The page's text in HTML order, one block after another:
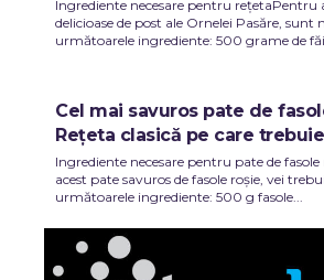
Ingrediente necesare pentru rețetaPentru
delicioase de post ale Ornelei Pasăre, sunt
următoarele ingrediente: 500 grame de
Cel mai savuros pate de
Rețeta clasică pe care
Ingrediente necesare pentru pate de
acest pate savuros de fasole roșie, vei
următoarele ingrediente: 500 g fasole...